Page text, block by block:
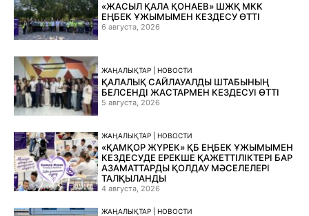
«ЖАСЫЛ ҚАЛА ҚОНАЕВ» ШЖҚ МКК
ЕҢБЕК ҰЖЫМЫМЕН КЕЗДЕСУ ӨТТІ
6 августа, 2026
ЖАҢАЛЫҚТАР | НОВОСТИ
ҚАЛАЛЫҚ САЙЛАУАЛДЫ ШТАБЫНЫҢ
БЕЛСЕНДІ ЖАСТАРМЕН КЕЗДЕСУІ ӨТТІ
5 августа, 2026
ЖАҢАЛЫҚТАР | НОВОСТИ
«ҚАМҚОР ЖҮРЕК» ҚБ ЕҢБЕК ҰЖЫМЫМЕН
КЕЗДЕСУДЕ ЕРЕКШЕ ҚАЖЕТТІЛІКТЕРІ БАР
АЗАМАТТАРДЫ ҚОЛДАУ МӘСЕЛЕЛЕРІ
ТАЛҚЫЛАНДЫ
4 августа, 2026
ЖАҢАЛЫҚТАР | НОВОСТИ